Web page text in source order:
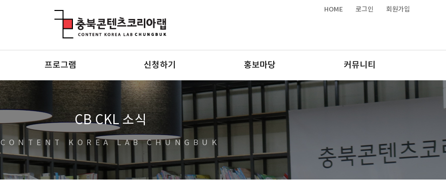
HOME 로그인 회원가입
프로그램 신청하기 홍보마당 커뮤니티
CB CKL 소식
CONTENT KOREA LAB CHUNGBUK